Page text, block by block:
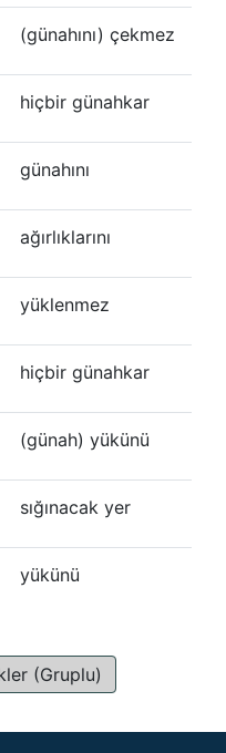
(günahını) çekmez
hiçbir günahkar
günahını
ağırlıklarını
yüklenmez
hiçbir günahkar
(günah) yükünü
sığınacak yer
yükünü
(Gruplu)